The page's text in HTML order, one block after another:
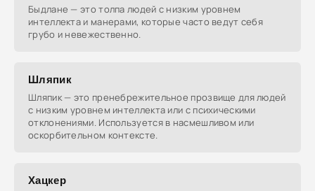
Быдлане — это толпа людей с низким уровнем
интеллекта и манерами, которые часто ведут себя
грубо и невежественно.
Шляпик
Шляпик — это пренебрежительное прозвище для людей
с низким уровнем интеллекта или с психическими
отклонениями. Используется в насмешливом или
оскорбительном контексте.
Хацкер